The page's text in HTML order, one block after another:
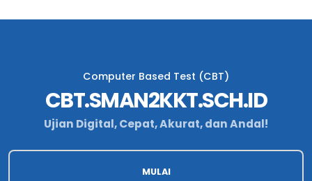
Computer Based Test (CBT)
CBT.SMAN2KKT.SCH.ID
Ujian Digital, Cepat, Akurat, dan Andal!
MULAI